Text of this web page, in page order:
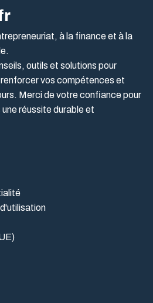
à la finance et à la
outils et solutions pour
vos compétences et
Merci de votre confiance pour
réussite durable et